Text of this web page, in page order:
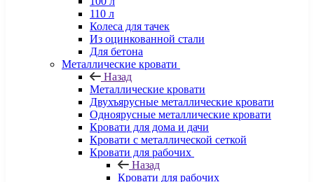
110 л
Колеса для тачек
Из оцинкованной стали
Для бетона
Металлические кровати
Назад
Металлические кровати
Двухъярусные металлические кровати
Одноярусные металлические кровати
Кровати для дома и дачи
Кровати с металлической сеткой
Кровати для рабочих
Назад
Кровати для рабочих